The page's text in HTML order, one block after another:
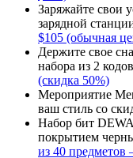
Заряжайте свои
зарядной
$105 (обычная
Держите свое
набора из 2
(скидка 50%)
Мероприятие
ваш стиль со
Набор бит
покрытием
из 40